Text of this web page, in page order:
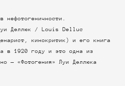
нефотогеничности.
Деллюк / Louis Delluc
кинокритик) и его книга
в 1920 году и это одна из
— «Фотогения» Луи Деллюка